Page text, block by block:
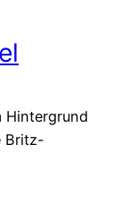
Hintergrund
Britz-